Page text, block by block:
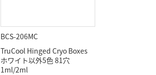
BCS-206MC
TruCool Hinged Cryo Boxes
ホワイト以外5色 81穴
1ml/2ml